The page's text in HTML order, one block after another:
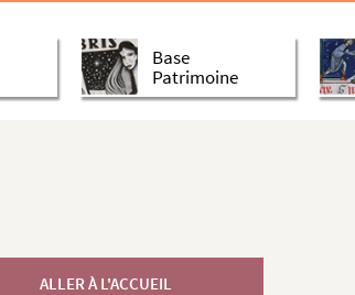
Base
Patrimoine
ALLER À L'ACCUEIL